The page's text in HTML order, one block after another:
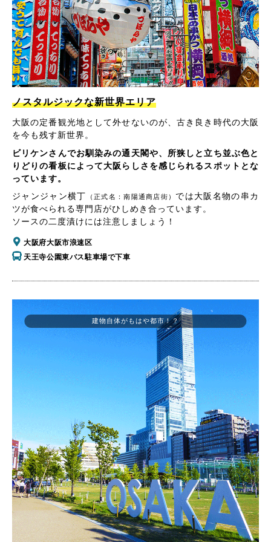
ノスタルジックな新世界エリア
大阪の定番観光地として外せないのが、古き良き時代の大阪
を今も残す新世界。
ビリケンさんでお馴染みの通天閣や、所狭しと立ち並ぶ色と
りどりの看板によって大阪らしさを感じられるスポットとな
っています。
ジャンジャン横丁
（正式名：南陽通商店街） では大阪名物の串カ
ツが食べられる専門店がひしめき合っています。
ソースの二度漬けには注意しましょう！
大阪府大阪市浪速区
天王寺公園東バス駐車場で下車
建物自体がもはや都市！？